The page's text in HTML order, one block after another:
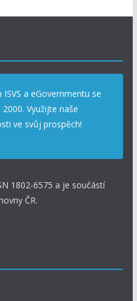
a eGovernmentu se
Využijte naše
ve svůj prospěch!
1802-6575 a je součástí
ČR.